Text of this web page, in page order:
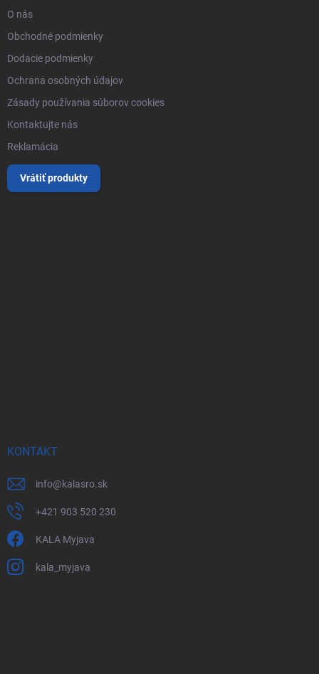
O nás
Obchodné podmienky
Dodacie podmienky
Ochrana osobných údajov
Zásady používania súborov cookies
Kontaktujte nás
Reklamácia
Vrátiť produkty
KONTAKT
info@kalasro.sk
+421 903 520 230
KALA Myjava
kala_myjava